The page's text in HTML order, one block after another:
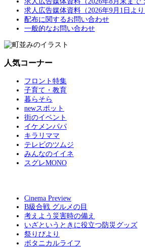
求人広告媒体資料（2026年9月1日より
配布に関するお問い合わせ
一般的なお問い合わせ
人気コーナー
フロント特集
子育て・教育
暮らそら
newスポット
街のイベント
イケメンパパ
キラリママ
テレビのツムジ
みんなのイイネ
スグレMONO
Cinema Preview
B級合戦 グルメの目
考えよう災害時の備え
いざというときに役立つ防災グッズ
祭りびより
ボタニカルライフ